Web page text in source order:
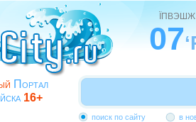
Портал
16+
07
поиск по сайту в